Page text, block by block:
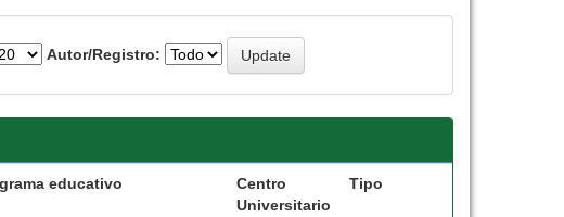
Autor/Registro:
educativo
Centro
Universitario
Tipo